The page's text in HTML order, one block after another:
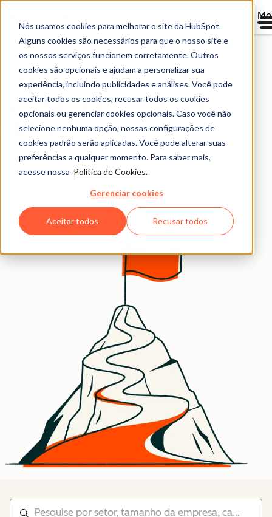
Nós usamos cookies para melhorar o site da HubSpot.
Alguns cookies são necessários para que o nosso site e
os nossos serviços funcionem corretamente. Outros
cookies são opcionais e ajudam a personalizar sua
experiência, incluindo publicidades e análises. Você pode
aceitar todos os cookies, recusar todos os cookies
opcionais ou gerenciar cookies opcionais. Caso você não
selecione nenhuma opção, nossas configurações de
cookies padrão serão aplicadas. Você pode alterar suas
preferências a qualquer momento. Para saber mais,
acesse nossa Política de Cookies.
Gerenciar cookies
Aceitar todos Recusar todos
Página principal dos estudos de caso
Explore todas as
nossas histórias de
clientes.
Saiba como empresas como a sua tiveram resultados
impressionantes com as ferramentas e soluções da